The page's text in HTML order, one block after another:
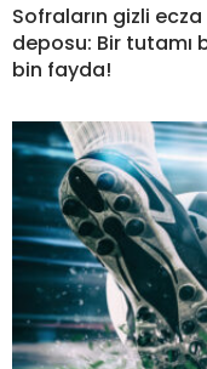
Sofraların gizli ecza
deposu: Bir tutamı
bin fayda!